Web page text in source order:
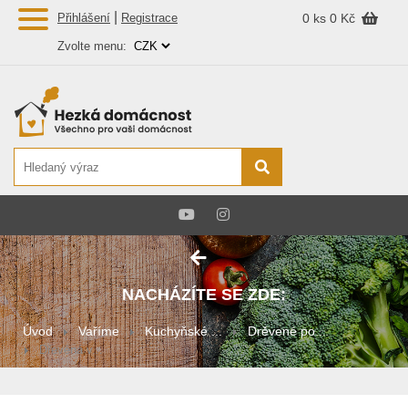
Přihlášení Registrace 0 ks 0 Kč
Zvolte menu:
NACHÁZÍTE SE ZDE:
Úvod Vaříme Kuchyňské ... Drěvené po...
Dřevěná v...